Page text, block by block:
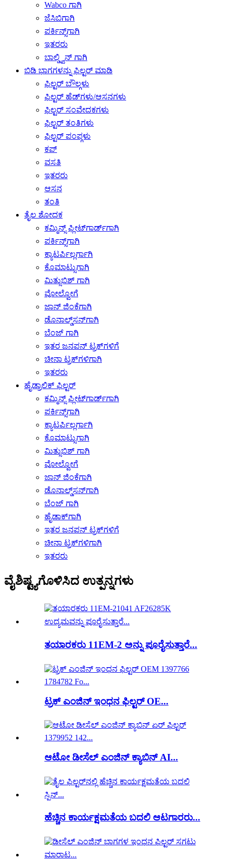
Wabco ಗಾಗಿ
ಜೆಸಿಬಿಗಾಗಿ
ಪರ್ಕಿನ್ಸ್‌ಗಾಗಿ
ಇತರರು
ಬಾಲ್ಡ್ವಿನ್ ಗಾಗಿ
ಬಿಡಿ ಭಾಗಗಳನ್ನು ಫಿಲ್ಟರ್ ಮಾಡಿ
ಫಿಲ್ಟರ್ ಬೌಲ್ಗಳು
ಫಿಲ್ಟರ್ ಹೆಡ್‌ಗಳು/ಆಸನಗಳು
ಫಿಲ್ಟರ್ ಸಂವೇದಕಗಳು
ಫಿಲ್ಟರ್ ತಂತಿಗಳು
ಫಿಲ್ಟರ್ ಪಂಪ್ಗಳು
ಕಪ್
ವಸತಿ
ಇತರರು
ಆಸನ
ತಂತಿ
ತೈಲ ಶೋಧಕ
ಕಮ್ಮಿನ್ಸ್ ಫ್ಲೀಟ್‌ಗಾರ್ಡ್‌ಗಾಗಿ
ಪರ್ಕಿನ್ಸ್‌ಗಾಗಿ
ಕ್ಯಾಟರ್ಪಿಲ್ಲರ್ಗಾಗಿ
ಕೊಮಾಟ್ಸುಗಾಗಿ
ಮಿತ್ಸುಬಿಶ್ ಗಾಗಿ
ವೋಲ್ವೋಗೆ
ಜಾನ್ ಜಿಂಕೆಗಾಗಿ
ಡೊನಾಲ್ಡ್‌ಸನ್‌ಗಾಗಿ
ಬೆಂಜ್ ಗಾಗಿ
ಇತರ ಜನಪನ್ ಟ್ರಕ್‌ಗಳಿಗೆ
ಚೀನಾ ಟ್ರಕ್‌ಗಳಿಗಾಗಿ
ಇತರರು
ಹೈಡ್ರಾಲಿಕ್ ಫಿಲ್ಟರ್
ಕಮ್ಮಿನ್ಸ್ ಫ್ಲೀಟ್‌ಗಾರ್ಡ್‌ಗಾಗಿ
ಪರ್ಕಿನ್ಸ್‌ಗಾಗಿ
ಕ್ಯಾಟರ್ಪಿಲ್ಲರ್ಗಾಗಿ
ಕೊಮಾಟ್ಸುಗಾಗಿ
ಮಿತ್ಸುಬಿಶ್ ಗಾಗಿ
ವೋಲ್ವೋಗೆ
ಜಾನ್ ಜಿಂಕೆಗಾಗಿ
ಡೊನಾಲ್ಡ್‌ಸನ್‌ಗಾಗಿ
ಬೆಂಜ್ ಗಾಗಿ
ಹೈಡಾಕ್‌ಗಾಗಿ
ಇತರ ಜನಪನ್ ಟ್ರಕ್‌ಗಳಿಗೆ
ಚೀನಾ ಟ್ರಕ್‌ಗಳಿಗಾಗಿ
ಇತರರು
ವೈಶಿಷ್ಟ್ಯಗೊಳಿಸಿದ ಉತ್ಪನ್ನಗಳು
ತಯಾರಕರು 11EM-2 ಅನ್ನು ಪೂರೈಸುತ್ತಾರೆ...
ಟ್ರಕ್ ಎಂಜಿನ್ ಇಂಧನ ಫಿಲ್ಟರ್ OE...
ಆಟೋ ಡೀಸೆಲ್ ಎಂಜಿನ್ ಕ್ಯಾಬಿನ್ AI...
ಹೆಚ್ಚಿನ ಕಾರ್ಯಕ್ಷಮತೆಯ ಬದಲಿ ಆಟಗಾರರು...